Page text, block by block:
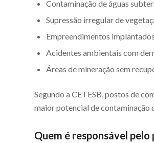
Contaminação de águas
Supressão irregular de
Empreendimentos
Acidentes ambientais com
Áreas de mineração sem
Segundo a CETESB, postos de
maior potencial de contaminação
Quem é responsável